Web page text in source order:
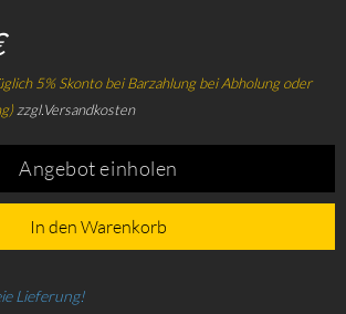
5% Skonto bei Barzahlung bei Abholung oder
zzgl.Versandkosten
Angebot einholen
In den Warenkorb
Lieferung!